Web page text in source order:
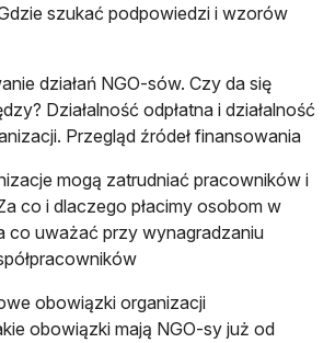
szukać podpowiedzi i wzorów
w nowej karcie
działań NGO-sów. Czy da się
Działalność odpłatna i działalność
Przegląd źródeł finansowania
w nowej karciemogą zatrudniać pracowników i
co i dlaczego płacimy osobom w
co uważać przy wynagradzaniu
nowej karcie
obowiązki organizacji
obowiązki mają NGO-sy już od